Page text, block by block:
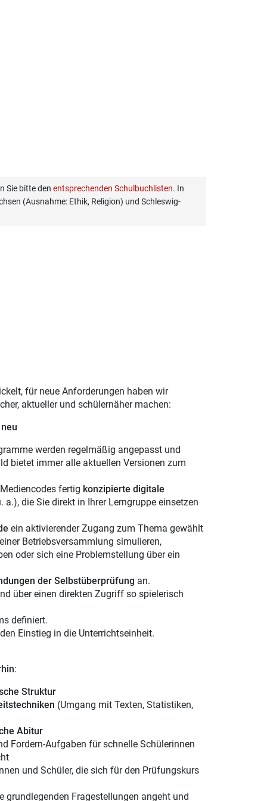
Sie bitte den entsprechenden Schulbuchlisten. In
(Ausnahme: Ethik, Religion) und Schleswig-
für neue Anforderungen haben wir
aktueller und schülernäher machen:
werden regelmäßig angepasst und
bietet immer alle aktuellen Versionen zum
fertig konzipierte digitale
die Sie direkt in Ihrer Lerngruppe einsetzen
ein aktivierender Zugang zum Thema gewählt
Betriebsversammlung simulieren,
oder sich eine Problemstellung über ein
der Selbstüberprüfung an.
über einen direkten Zugriff so spielerisch
definiert.
Einstieg in die Unterrichtseinheit.
:
Struktur
(Umgang mit Texten, Statistiken,
Abitur
Fordern-Aufgaben für schnelle Schülerinnen
und Schüler, die sich für den Prüfungskurs
grundlegenden Fragestellungen angeht und